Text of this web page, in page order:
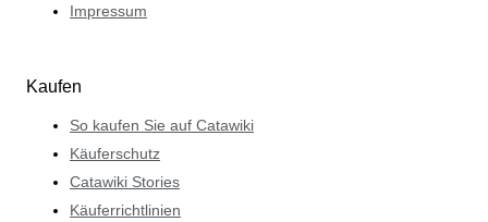
Impressum
Kaufen
So kaufen Sie auf Catawiki
Käuferschutz
Catawiki Stories
Käuferrichtlinien